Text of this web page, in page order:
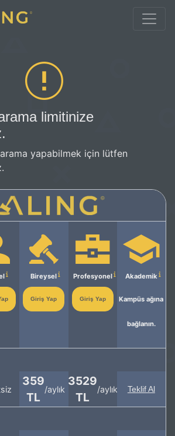
limitinize
yapabilmek için lütfen
Bireysel
Giriş Yap
Profesyonel
Giriş Yap
Akademik
Kampüs ağına
bağlanın.
359
TL
/aylık
3529
TL
/aylık Teklif Al